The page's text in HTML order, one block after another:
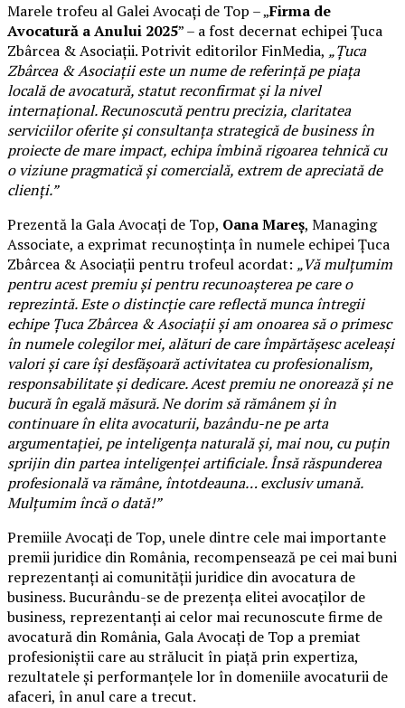
Marele trofeu al Galei Avocați de Top – „Firma de
Avocatură a Anului 2025” – a fost decernat echipei Țuca
Zbârcea & Asociații. Potrivit editorilor FinMedia, „Țuca
Zbârcea & Asociații este un nume de referință pe piața
locală de avocatură, statut reconfirmat și la nivel
internațional. Recunoscută pentru precizia, claritatea
serviciilor oferite și consultanța strategică de business în
proiecte de mare impact, echipa îmbină rigoarea tehnică cu
o viziune pragmatică și comercială, extrem de apreciată de
clienți.”
Prezentă la Gala Avocați de Top, Oana Mareș, Managing
Associate, a exprimat recunoștința în numele echipei Țuca
Zbârcea & Asociații pentru trofeul acordat: „Vă mulțumim
pentru acest premiu și pentru recunoașterea pe care o
reprezintă. Este o distincție care reflectă munca întregii
echipe Țuca Zbârcea & Asociații și am onoarea să o primesc
în numele colegilor mei, alături de care împărtășesc aceleași
valori și care își desfășoară activitatea cu profesionalism,
responsabilitate și dedicare. Acest premiu ne onorează și ne
bucură în egală măsură. Ne dorim să rămânem și în
continuare în elita avocaturii, bazându-ne pe arta
argumentației, pe inteligența naturală și, mai nou, cu puțin
sprijin din partea inteligenței artificiale. Însă răspunderea
profesională va rămâne, întotdeauna… exclusiv umană.
Mulțumim încă o dată!”
Premiile Avocați de Top, unele dintre cele mai importante
premii juridice din România, recompensează pe cei mai buni
reprezentanți ai comunității juridice din avocatura de
business. Bucurându-se de prezența elitei avocaților de
business, reprezentanți ai celor mai recunoscute firme de
avocatură din România, Gala Avocați de Top a premiat
profesioniștii care au strălucit în piață prin expertiza,
rezultatele și performanțele lor în domeniile avocaturii de
afaceri, în anul care a trecut.